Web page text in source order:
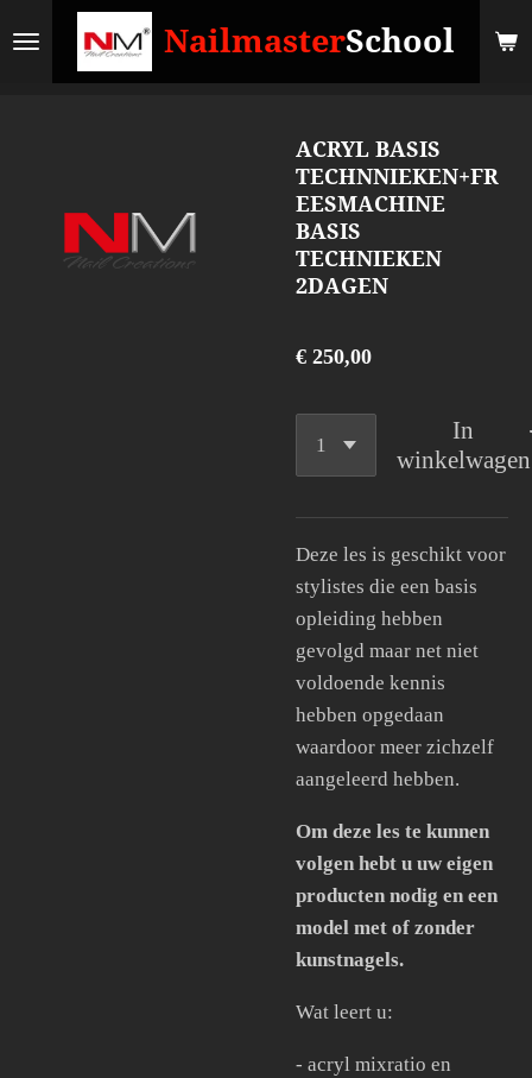
NailmasterSchool
ACRYL BASIS
TECHNNIEKEN+FR
EESMACHINE
BASIS
TECHNIEKEN
2DAGEN
€ 250,00
In
winkelwagen
Deze les is geschikt voor
stylistes die een basis
opleiding hebben
gevolgd maar net niet
voldoende kennis
hebben opgedaan
waardoor meer zichzelf
aangeleerd hebben.
Om deze les te kunnen
volgen hebt u uw eigen
producten nodig en een
model met of zonder
kunstnagels.
Wat leert u:
- acryl mixratio en